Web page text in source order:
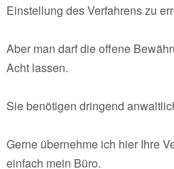
Einstellung des Verfahrens zu
Aber man darf die offene
Acht lassen.
Sie benötigen dringend
Gerne übernehme ich hier Ihre
einfach mein Büro.